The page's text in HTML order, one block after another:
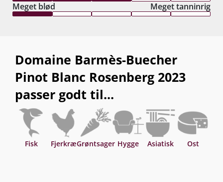
Meget blød
Meget tanninrig
Domaine Barmès-Buecher
Pinot Blanc Rosenberg 2023
passer godt til...
Fisk FjerkræGrøntsager Hygge Asiatisk Ost